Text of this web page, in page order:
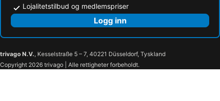
Lojalitetstilbud og medlemspriser
Logg inn
trivago N.V., Kesselstraße 5 – 7, 40221 Düsseldorf, Tyskland
Copyright 2026 trivago | Alle rettigheter forbeholdt.